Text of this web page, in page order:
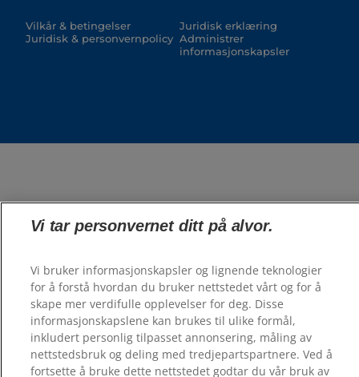
Vilkår & betingelser
Juridisk & personvernpolicy
Juridisk erklæring
Administrer
informasjonskapsler
Vi tar personvernet ditt på alvor.
Vi bruker informasjonskapsler og lignende teknologier
for å forstå hvordan du bruker nettstedet vårt og for å
skape mer verdifulle opplevelser for deg. Disse
informasjonskapslene kan brukes til ulike formål,
inkludert personlig tilpasset annonsering, måling av
nettstedsbruk og deling med tredjepartspartnere. Ved å
fortsette å bruke dette nettstedet godtar du vår bruk av